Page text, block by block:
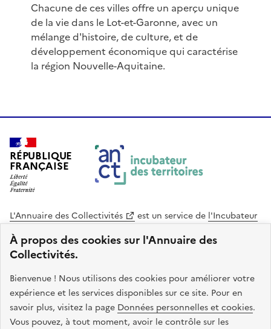
À propos des cookies sur l'Annuaire des
Collectivités.
Bienvenue ! Nous utilisons des cookies pour améliorer votre
expérience et les services disponibles sur ce site. Pour en
savoir plus, visitez la page Données personnelles et cookies.
Vous pouvez, à tout moment, avoir le contrôle sur les
Chacune de ces villes offre un aperçu unique
de la vie dans le Lot-et-Garonne, avec un
mélange d'histoire, de culture, et de
développement économique qui caractérise
la région Nouvelle-Aquitaine.
RÉPUBLIQUE
FRANÇAISE
L'Annuaire des Collectivités est un service de l'Incubateur
des Territoires
Cohésion des Territoires
. Le code source de ce site web
est disponible en licence libre. Le design de ce site est conçu
avec le système de design de l’État.
legifrance.gouv.fr
info.gouv.fr